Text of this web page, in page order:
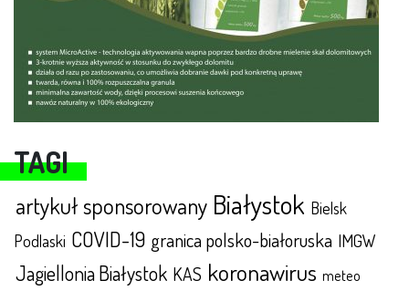
TAGI
artykuł sponsorowany Białystok Bielsk
Podlaski COVID-19 granica polsko-białoruska IMGW
Jagiellonia Białystok KAS koronawirus meteo